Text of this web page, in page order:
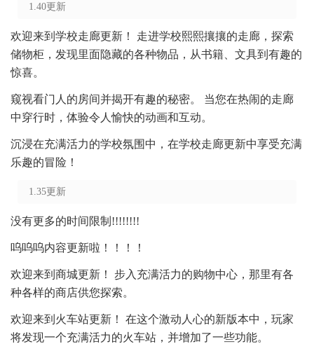
1.40更新
欢迎来到学校走廊更新！ 走进学校熙熙攘攘的走廊，探索
储物柜，发现里面隐藏的各种物品，从书籍、文具到有趣的
惊喜。
窥视看门人的房间并揭开有趣的秘密。 当您在热闹的走廊
中穿行时，体验令人愉快的动画和互动。
沉浸在充满活力的学校氛围中，在学校走廊更新中享受充满
乐趣的冒险！
1.35更新
没有更多的时间限制!!!!!!!!
呜呜呜内容更新啦！！！！
欢迎来到商城更新！ 步入充满活力的购物中心，那里有各
种各样的商店供您探索。
欢迎来到火车站更新！ 在这个激动人心的新版本中，玩家
将发现一个充满活力的火车站，并增加了一些功能。